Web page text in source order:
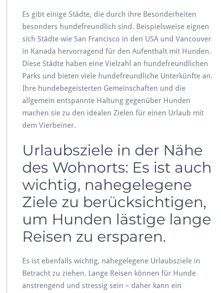
Es gibt einige Städte, die durch ihre Besonderheiten
besonders hundefreundlich sind. Beispielsweise eignen
sich Städte wie San Francisco in den USA und Vancouver
in Kanada hervorragend für den Aufenthalt mit Hunden.
Diese Städte haben eine Vielzahl an hundefreundlichen
Parks und bieten viele hundefreundliche Unterkünfte an.
Ihre hundebegeisterten Gemeinschaften und die
allgemein entspannte Haltung gegenüber Hunden
machen sie zu den idealen Zielen für einen Urlaub mit
dem Vierbeiner.
Urlaubsziele in der Nähe
des Wohnorts: Es ist auch
wichtig, nahegelegene
Ziele zu berücksichtigen,
um Hunden lästige lange
Reisen zu ersparen.
Es ist ebenfalls wichtig, nahegelegene Urlaubsziele in
Betracht zu ziehen. Lange Reisen können für Hunde
anstrengend und stressig sein – daher kann ein